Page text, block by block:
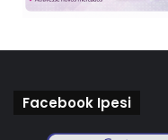
Facebook Ipesi